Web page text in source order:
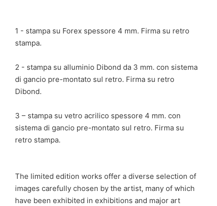
1 - stampa su Forex spessore 4 mm. Firma su retro
stampa.
2 - stampa su alluminio Dibond da 3 mm. con sistema
di gancio pre-montato sul retro. Firma su retro
Dibond.
3 – stampa su vetro acrilico spessore 4 mm. con
sistema di gancio pre-montato sul retro. Firma su
retro stampa.
The limited edition works offer a diverse selection of
images carefully chosen by the artist, many of which
have been exhibited in exhibitions and major art